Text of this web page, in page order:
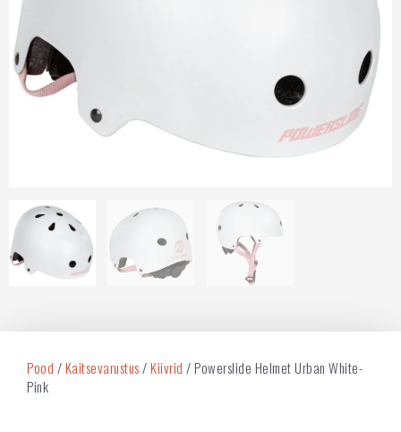
Pood /Kaitsevarustus/Kiivrid / Powerslide Helmet Urban White-
Pink